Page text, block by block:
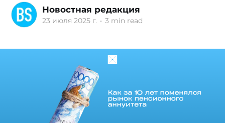
Новостная редакция
23 июля 2025 г. • 3 min read